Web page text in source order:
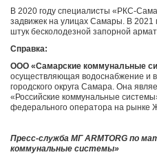
В 2020 году специалисты «РКС-
задвижек на улицах Самары. В 2021
штук бесколодезной запорной
Справка:
ООО «Самарские коммунальные
осуществляющая водоснабжение и
городского округа Самара. Она
«Российские коммунальные
федерального оператора на рынке
Пресс-служба МГ ARMTORG по
коммунальные системы»